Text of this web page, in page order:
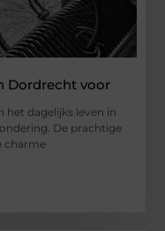
Dordrecht voor
het dagelijks leven in
De prachtige
charme